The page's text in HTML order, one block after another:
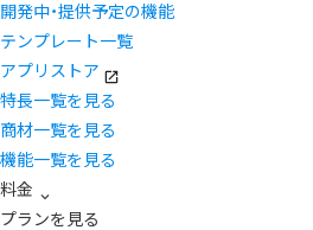
開発中・提供予定の機能
テンプレート一覧
アプリストア
特長一覧を見る
商材一覧を見る
機能一覧を見る
料金
プランを見る